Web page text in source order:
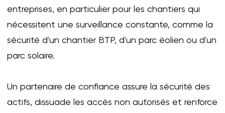
entreprises, en particulier pour les chantiers qui
nécessitent une surveillance constante, comme la
sécurité d'un chantier BTP, d'un parc éolien ou d'un
parc solaire.
Un partenaire de confiance assure la sécurité des
actifs, dissuade les accès non autorisés et renforce